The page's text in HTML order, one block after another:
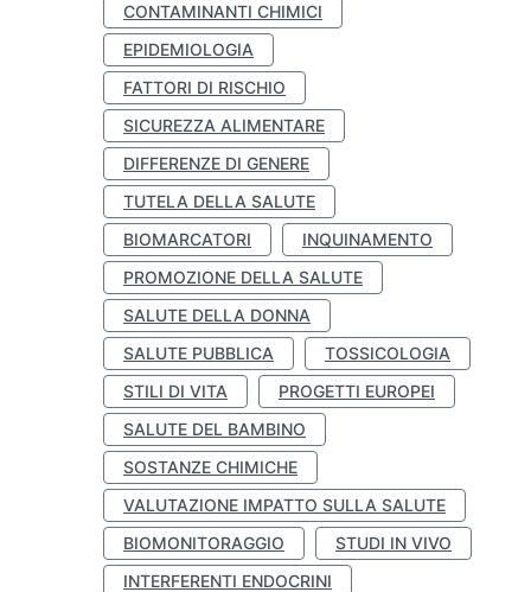
CONTAMINANTI CHIMICI
EPIDEMIOLOGIA
FATTORI DI RISCHIO
SICUREZZA ALIMENTARE
DIFFERENZE DI GENERE
TUTELA DELLA SALUTE
BIOMARCATORI
INQUINAMENTO
PROMOZIONE DELLA SALUTE
SALUTE DELLA DONNA
SALUTE PUBBLICA
TOSSICOLOGIA
STILI DI VITA
PROGETTI EUROPEI
SALUTE DEL BAMBINO
SOSTANZE CHIMICHE
VALUTAZIONE IMPATTO SULLA SALUTE
BIOMONITORAGGIO
STUDI IN VIVO
INTERFERENTI ENDOCRINI